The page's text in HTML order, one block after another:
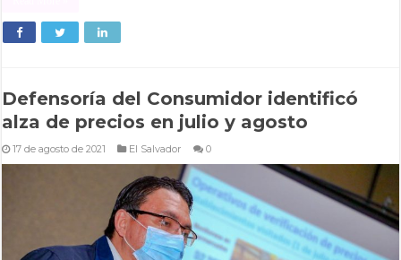
Defensoría del Consumidor identificó
alza de precios en julio y agosto
17 de agosto de 2021 El Salvador 0